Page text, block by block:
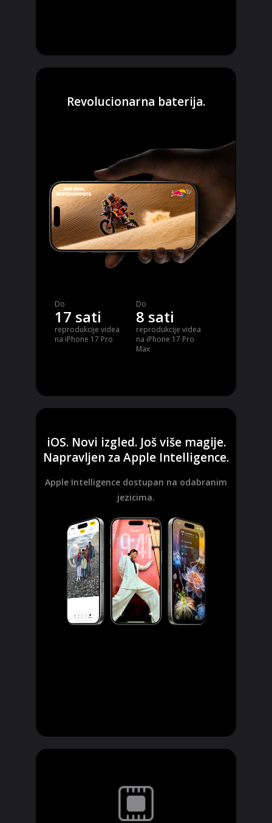
Revolucionarna baterija.
Do
17 sati
reprodukcije videa
na iPhone 17 Pro
Do
8 sati
reprodukcije videa
na iPhone 17 Pro
Max
iOS. Novi izgled. Još više magije.
Napravljen za Apple Intelligence.
Apple Intelligence dostupan na odabranim
jezicima.